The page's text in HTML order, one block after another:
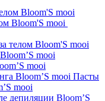
Bloom'S mooi
телом Bloom'S mooi
mooi
Пасты
mooi